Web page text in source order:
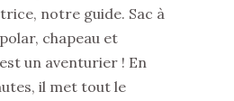
notre guide. Sac à
chapeau et
un aventurier ! En
il met tout le